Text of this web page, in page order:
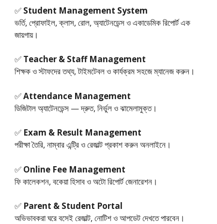
✅ Student Management System
ভর্তি, প্রোফাইল, ক্লাস, রোল, অ্যাটেনডেন্স ও একাডেমিক রিপোর্ট এক
জায়গায়।
✅ Teacher & Staff Management
শিক্ষক ও স্টাফদের তথ্য, টাইমটেবল ও কার্যক্রম সহজে ম্যানেজ করুন।
✅Attendance Management
ডিজিটাল অ্যাটেনডেন্স — দ্রুত, নির্ভুল ও ঝামেলামুক্ত।
✅ Exam & Result Management
পরীক্ষা তৈরি, নাম্বার এন্ট্রি ও রেজাল্ট প্রকাশ করুন অনলাইনে।
✅ Online Fee Management
ফি কালেকশন, বকেয়া হিসাব ও অটো রিপোর্ট জেনারেশন।
✅ Parent & Student Portal
অভিভাবকরা ঘরে বসেই রেজাল্ট, নোটিশ ও আপডেট দেখতে পারবেন।